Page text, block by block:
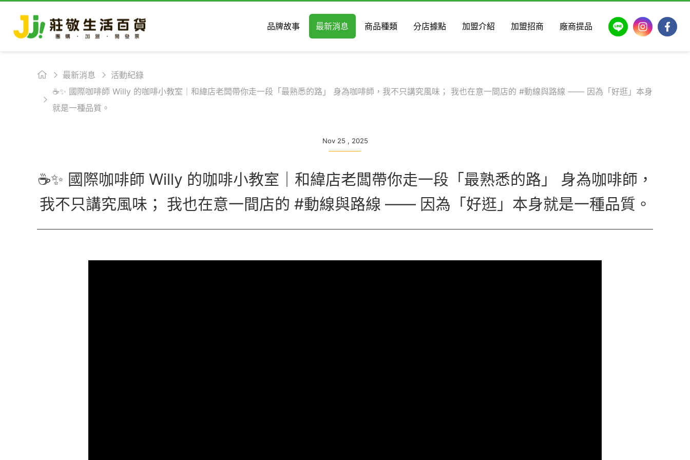
LINE Instagram
品牌故事 最新消息 商品種類 分店據點 加盟介紹 加盟招商 廠商提品
最新消息
活動紀錄
☕✨ 國際咖啡師 Willy 的咖啡小教室｜和緯店老闆帶你走一段「最熟悉的路」 身為咖啡師，我不只講究風味； 我也在意一間店的 #動線與路線 —— 因為「好逛」本身
就是一種品質。
Nov 25 , 2025
☕✨ 國際咖啡師 Willy 的咖啡小教室｜和緯店老闆帶你走一段「最熟悉的路」 身為咖啡師，
我不只講究風味； 我也在意一間店的 #動線與路線 —— 因為「好逛」本身就是一種品質。